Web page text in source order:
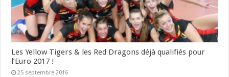
Les Yellow Tigers & les Red Dragons déjà qualifiés pour
l’Euro 2017 !
25 septembre 2016